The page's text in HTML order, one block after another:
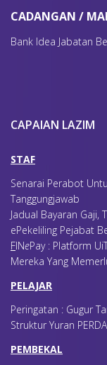
CADANGAN /
Bank Idea Jabatan
CAPAIAN LAZIM
STAF
Senarai Perabot
Tanggungjawab
Jadual Bayaran Gaji,
ePekeliling Pejabat
FINePay : Platform
Mereka Yang
PELAJAR
Peringatan : Gugur
Struktur Yuran
PEMBEKAL